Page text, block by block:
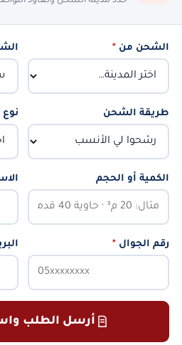
الشحن من *
طريقة الشحن
الكمية أو الحجم
رقم الجوال *
أرسل الطلب